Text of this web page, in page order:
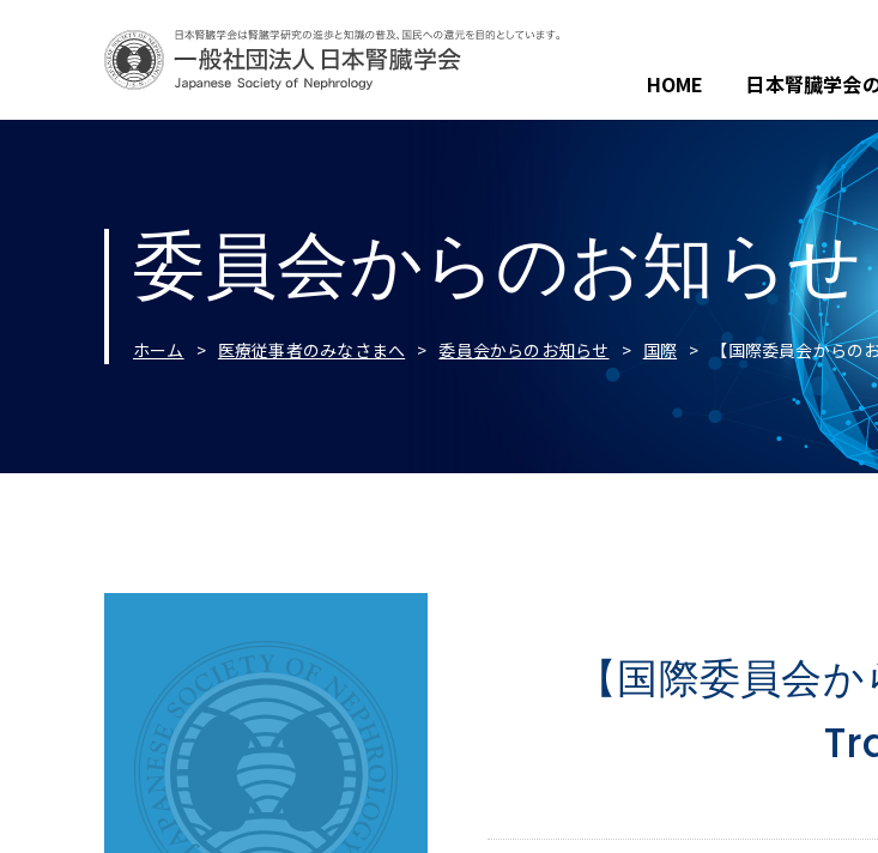
HOME
日本腎臓学会
委員会からのお知らせ
ホーム 医療従事者のみなさまへ 委員会からのお知らせ 国際 【国際委員会から
【国際委員会